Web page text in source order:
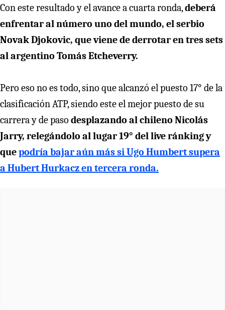
Con este resultado y el avance a cuarta ronda,deberá
enfrentar al número uno del mundo, el serbio
Novak Djokovic, que viene de derrotar en tres sets
al argentino Tomás Etcheverry.
Pero eso no es todo, sino que alcanzó el puesto 17° de la
clasificación ATP, siendo este el mejor puesto de su
carrera y de paso desplazando al chileno Nicolás
Jarry, relegándolo al lugar 19° del live ránking y
quepodría bajar aún más si Ugo Humbert supera
a Hubert Hurkacz en tercera ronda.